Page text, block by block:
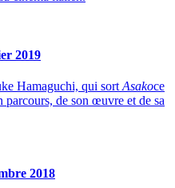
2019
Hamaguchi, qui sort Asakoce
parcours, de son œuvre et de sa
2018